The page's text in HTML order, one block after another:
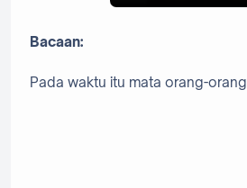
Bacaan:
Pada waktu itu mata orang-